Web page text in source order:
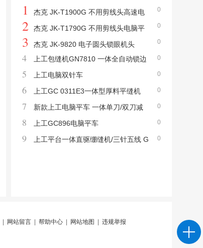
0
1
杰克 JK-T1900G 不用剪线头高速电
脑套结钉扣机
0
2
杰克 JK-T1790G 不用剪线头电脑平
头锁眼机
0
3 杰克 JK-9820 电子圆头锁眼机头
0
4
上工包缝机GN7810 一体全自动锁边
机
0
5 上工电脑双针车
0
6 上工GC 0311E3一体型厚料平缝机
0
7
新款上工电脑平车 一体单刀/双刀减
线
0
8 上工GC896电脑平车
0
9
上工平台一体直驱绷缝机/三针五线 G
网站留言 帮助中心 网站地图 违规举报